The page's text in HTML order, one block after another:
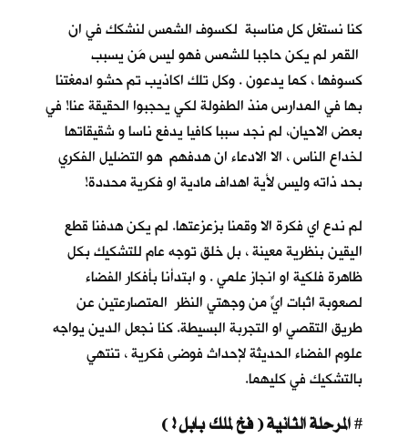
كنا نستغل كل مناسبة لكسوف الشمس لنشكك في ان
القمر لم يكن حاجبا للشمس فهو ليس مَن يسبب
كسوفها ، كما يدعون . وكل تلك اكاذيب تم حشو ادمغتنا
بها في المدارس منذ الطفولة لكي يحجبوا الحقيقة عنا! في
بعض الاحيان، لم نجد سببا كافيا يدفع ناسا و شقيقاتها
لخداع الناس ، الا الادعاء ان هدفهم هو التضليل الفكري
بحد ذاته وليس لأية اهداف مادية او فكرية محددة!
لم ندع اي فكرة الا وقمنا بزعزعتها. لم يكن هدفنا قطع
اليقين بنظرية معينة ، بل خلق توجه عام للتشكيك بكل
ظاهرة فلكية او انجاز علمي . و ابتدأنا بأفكار الفضاء
لصعوبة اثبات ايٍّ من وجهتي النظر المتصارعتين عن
طريق التقصي او التجربة البسيطة. كنا نجعل الدين يواجه
علوم الفضاء الحديثة لإحداث فوضى فكرية ، تنتهي
بالتشكيك في كليهما.
#